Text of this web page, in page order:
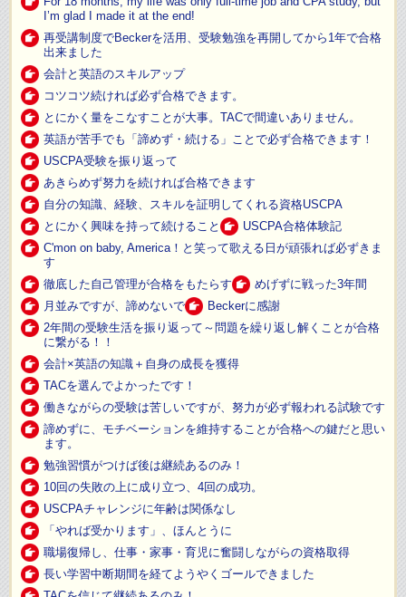
I’m glad I made it at the end!
再受講制度でBeckerを活用、受験勉強を再開してから1年で合格
出来ました
会計と英語のスキルアップ
コツコツ続ければ必ず合格できます。
とにかく量をこなすことが大事。TACで間違いありません。
英語が苦手でも「諦めず・続ける」ことで必ず合格できます！
USCPA受験を振り返って
あきらめず努力を続ければ合格できます
自分の知識、経験、スキルを証明してくれる資格USCPA
とにかく興味を持って続けること
USCPA合格体験記
C'mon on baby, America！と笑って歌える日が頑張れば必ずきま
す
徹底した自己管理が合格をもたらす
めげずに戦った3年間
月並みですが、諦めないで
Beckerに感謝
2年間の受験生活を振り返って～問題を繰り返し解くことが合格
に繋がる！！
会計×英語の知識＋自身の成長を獲得
TACを選んでよかったです！
働きながらの受験は苦しいですが、努力が必ず報われる試験です
諦めずに、モチベーションを維持することが合格への鍵だと思い
ます。
勉強習慣がつけば後は継続あるのみ！
10回の失敗の上に成り立つ、4回の成功。
USCPAチャレンジに年齢は関係なし
「やれば受かります」、ほんとうに
職場復帰し、仕事・家事・育児に奮闘しながらの資格取得
長い学習中断期間を経てようやくゴールできました